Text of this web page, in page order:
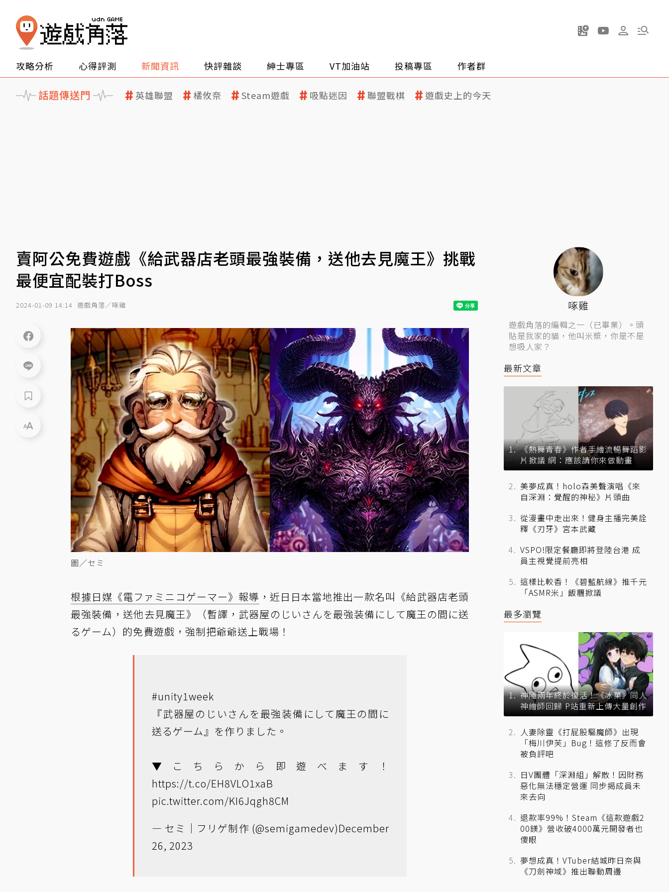
攻略分析 心得評測 新聞資訊 快評雜談 紳士專區 VT加油站 投稿專區 作者群
話題傳送門 英雄聯盟 橘攸奈 Steam遊戲 吸點迷因 聯盟戰棋 遊戲史上的今天
賣阿公免費遊戲《給武器店老頭最強裝備，送他去見魔王》挑戰
最便宜配裝打Boss
2024-01-09 14:14 遊戲角落／啄雞
圖／セミ
根據日媒《電ファミニコゲーマー》報導 ，近日日本當地推出一款名叫《給武器店老頭
最強裝備，送他去見魔王》（暫譯，武器屋のじいさんを最強装備にして魔王の間に送
るゲーム）的免費遊戲，強制把爺爺送上戰場！
#unity1week
『武器屋のじいさんを最強装備にして魔王の間に
送るゲーム』を作りました。
▼こちらから即遊べます！
https://t.co/EH8VLO1xaB
pic.twitter.com/KI6Jqgh8CM
— セミ｜フリゲ制作 (@semigamedev)December
26, 2023
啄雞
遊戲角落的編輯之一（已畢業）。頭
貼是我家的貓，他叫米漿，你是不是
想吸人家？
最新文章
《熱舞青春》作者手繪流暢舞蹈影
片掀議 網：應該請你來做動畫
美夢成真！holo森美聲演唱《來
自深淵：覺醒的神秘》片頭曲
從漫畫中走出來！健身主播完美詮
釋《刃牙》宮本武藏
VSPO!限定餐廳即將登陸台港 成
員主視覺提前亮相
這樣比較香！《碧藍航線》推千元
「ASMR米」飯糰掀議
最多瀏覽
神隱兩年終於復活！《冰菓》同人
神繪師回歸 P站重新上傳大量創作
人妻除靈《打屁股驅魔師》出現
「梅川伊芙」Bug！這修了反而會
被負評吧
日V團體「深淵組」解散！因財務
惡化無法穩定營運 同步揭成員未
來去向
退款率99%！Steam《這款遊戲2
00鎂》營收破4000萬元開發者也
傻眼
夢想成真！VTuber結城昨日奈與
《刀劍神域》推出聯動周邊